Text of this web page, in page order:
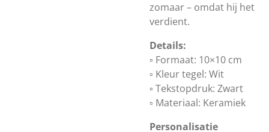
zomaar – omdat hij het
verdient.
Details:
▫️ Formaat: 10×10 cm
▫️ Kleur tegel: Wit
▫️ Tekstopdruk: Zwart
▫️ Materiaal: Keramiek
Personalisatie